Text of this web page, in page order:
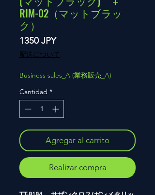
RIM-02（マットブラッ
ク）
1350 JPYPrecio
配送について
Business sales_A (業務販売_A)
Cantidad *
Agregar al carrito
Realizar compra